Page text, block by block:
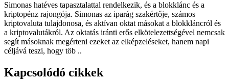
Simonas hatéves tapasztalattal rendelkezik, és a blokklánc és a
kriptopénz rajongója. Simonas az iparág szakértője, számos
kriptovaluta tulajdonosa, és aktívan oktat másokat a blokkláncról és
a kriptovalutákról. Az oktatás iránti erős elkötelezettségével nemcsak
segít másoknak megérteni ezeket az elképzeléseket, hanem napi
céljává teszi, hogy töb ..
Kapcsolódó cikkek